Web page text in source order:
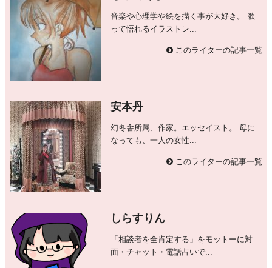
音楽や心理学や絵を描く事が大好き。 歌
って悟れるイラストレ...
このライターの記事一覧
安本丹
幻冬舎所属、作家。エッセイスト。 母に
なっても、一人の女性...
このライターの記事一覧
しらすりん
「相談者を全肯定する」をモットーに対
面・チャット・電話占いで...